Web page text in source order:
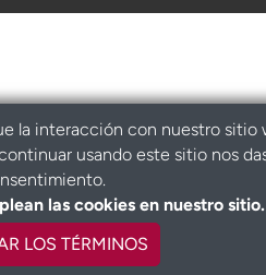
la interacción con nuestro sitio
usando este sitio nos
las cookies en nuestro sitio.
LOS TÉRMINOS